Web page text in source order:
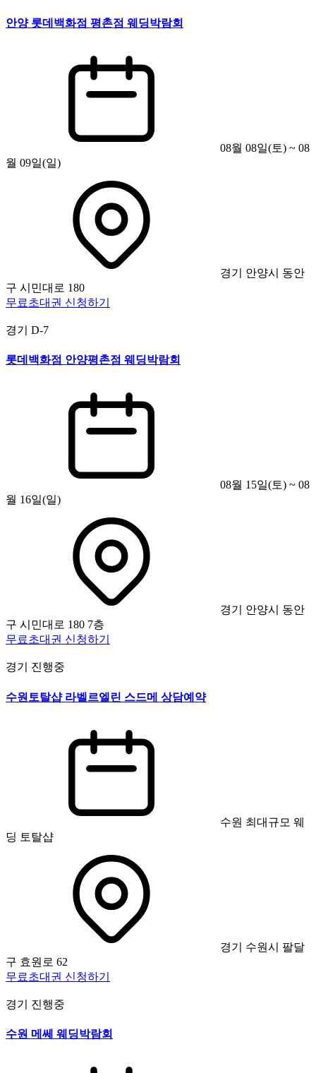
안양 롯데백화점 평촌점 웨딩박람회
08월 08일(토) ~ 08
월 09일(일)
경기 안양시 동안
구 시민대로 180
무료초대권 신청하기
경기 D-7
롯데백화점 안양평촌점 웨딩박람회
08월 15일(토) ~ 08
월 16일(일)
경기 안양시 동안
구 시민대로 180 7층
무료초대권 신청하기
경기 진행중
수원토탈샵 라벨르엘린 스드메 상담예약
수원 최대규모 웨
딩 토탈샵
경기 수원시 팔달
구 효원로 62
무료초대권 신청하기
경기 진행중
수원 메쎄 웨딩박람회